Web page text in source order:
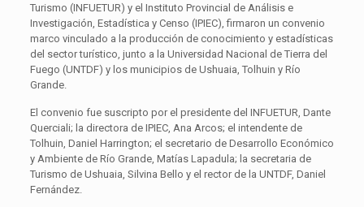
Turismo (INFUETUR) y el Instituto Provincial de Análisis e
Investigación, Estadística y Censo (IPIEC), firmaron un convenio
marco vinculado a la producción de conocimiento y estadísticas
del sector turístico, junto a la Universidad Nacional de Tierra del
Fuego (UNTDF) y los municipios de Ushuaia, Tolhuin y Río
Grande.
El convenio fue suscripto por el presidente del INFUETUR, Dante
Querciali; la directora de IPIEC, Ana Arcos; el intendente de
Tolhuin, Daniel Harrington; el secretario de Desarrollo Económico
y Ambiente de Río Grande, Matías Lapadula; la secretaria de
Turismo de Ushuaia, Silvina Bello y el rector de la UNTDF, Daniel
Fernández.